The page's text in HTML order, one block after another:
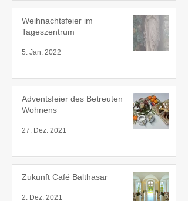
Weihnachtsfeier im
Tageszentrum
5. Jan. 2022
Adventsfeier des Betreuten
Wohnens
27. Dez. 2021
Zukunft Café Balthasar
2. Dez. 2021